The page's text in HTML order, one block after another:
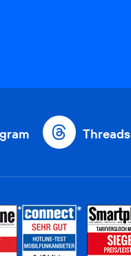
Threads